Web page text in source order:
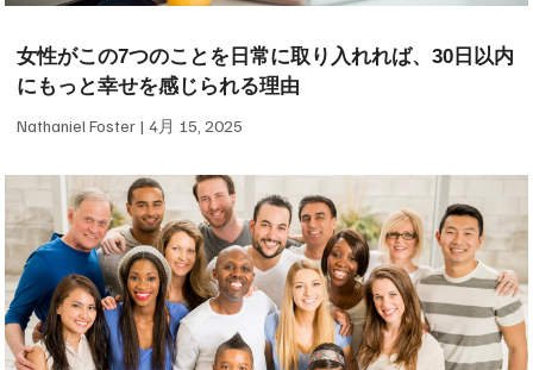
女性がこの7つのことを日常に取り入れれば、30日以内
にもっと幸せを感じられる理由
Nathaniel Foster 4月 15, 2025